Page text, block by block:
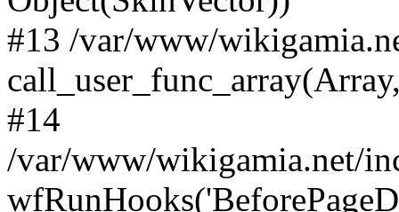
#13 /var/www/
#14
/var/www/wikigamia.net/